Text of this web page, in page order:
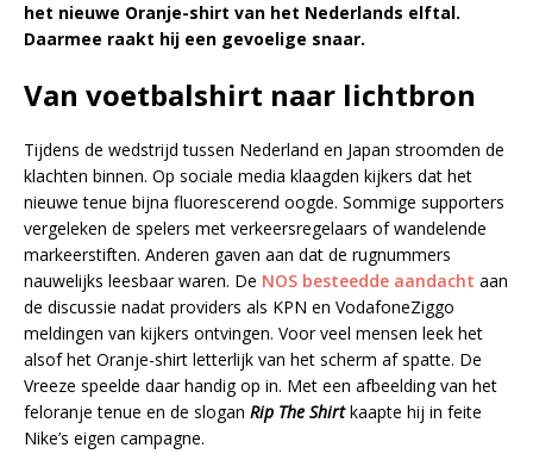
het nieuwe Oranje-shirt van het Nederlands elftal.
Daarmee raakt hij een gevoelige snaar.
Van voetbalshirt naar lichtbron
Tijdens de wedstrijd tussen Nederland en Japan stroomden de
klachten binnen. Op sociale media klaagden kijkers dat het
nieuwe tenue bijna fluorescerend oogde. Sommige supporters
vergeleken de spelers met verkeersregelaars of wandelende
markeerstiften. Anderen gaven aan dat de rugnummers
nauwelijks leesbaar waren. De NOS besteedde aandacht aan
de discussie nadat providers als KPN en VodafoneZiggo
meldingen van kijkers ontvingen. Voor veel mensen leek het
alsof het Oranje-shirt letterlijk van het scherm af spatte. De
Vreeze speelde daar handig op in. Met een afbeelding van het
feloranje tenue en de slogan Rip The Shirtkaapte hij in feite
Nike’s eigen campagne.